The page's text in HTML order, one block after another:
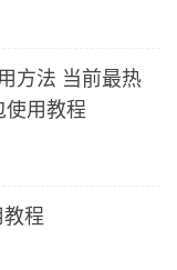
方法 当前最热
使用教程
程